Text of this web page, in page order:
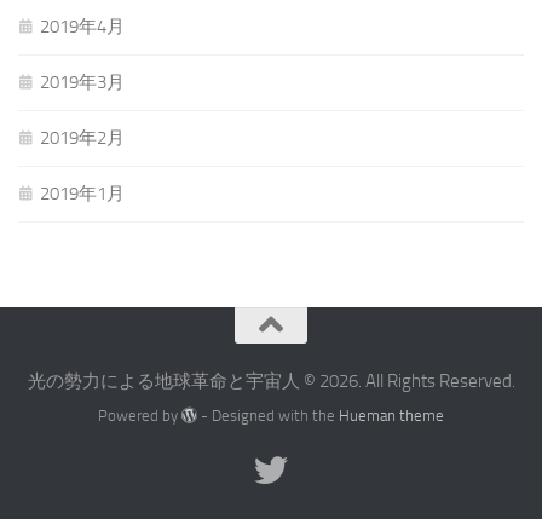
2019年4月
2019年3月
2019年2月
2019年1月
光の勢力による地球革命と宇宙人 © 2026. All Rights Reserved.
Powered by - Designed with the Hueman theme